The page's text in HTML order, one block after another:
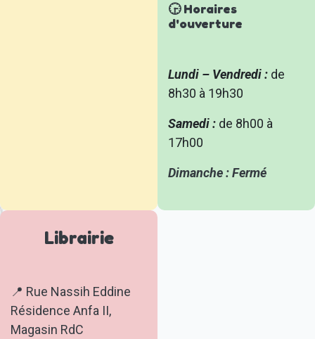
🕞 Horaires
d'ouverture
Lundi – Vendredi : de
8h30 à 19h30
Samedi : de 8h00 à
17h00
Dimanche : Fermé
Librairie
📍 Rue Nassih Eddine
Résidence Anfa II,
Magasin RdC